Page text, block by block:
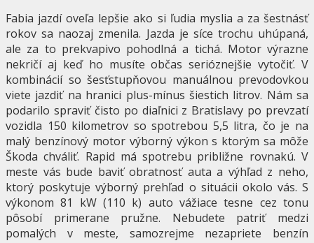
Fabia jazdí oveľa lepšie ako si ľudia myslia a za šestnásť
rokov sa naozaj zmenila. Jazda je síce trochu uhúpaná,
ale za to prekvapivo pohodlná a tichá. Motor výrazne
nekričí aj keď ho musíte občas serióznejšie vytočiť. V
kombinácií so šesťstupňovou manuálnou prevodovkou
viete jazdiť na hranici plus-mínus šiestich litrov. Nám sa
podarilo spraviť čisto po diaľnici z Bratislavy po prevzatí
vozidla 150 kilometrov so spotrebou 5,5 litra, čo je na
malý benzínový motor výborný výkon s ktorým sa môže
Škoda chváliť. Rapid má spotrebu približne rovnakú. V
meste vás bude baviť obratnosť auta a výhľad z neho,
ktorý poskytuje výborný prehľad o situácii okolo vás. S
výkonom 81 kW (110 k) auto vážiace tesne cez tonu
pôsobí primerane pružne. Nebudete patriť medzi
pomalých v meste, samozrejme nezapriete benzín